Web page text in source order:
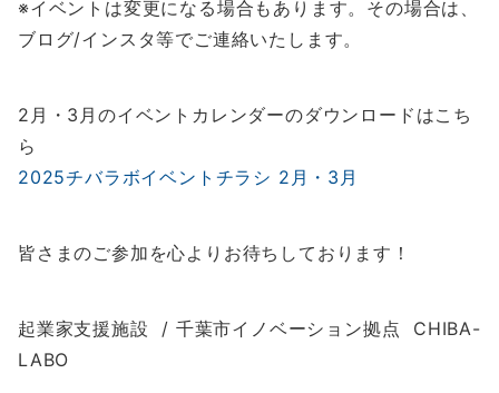
※イベントは変更になる場合もあります。その場合は、
ブログ/インスタ等でご連絡いたします。
2月・3月のイベントカレンダーのダウンロードはこち
ら
2025チバラボイベントチラシ 2月・3月
皆さまのご参加を心よりお待ちしております！
起業家支援施設 / 千葉市イノベーション拠点 CHIBA-
LABO